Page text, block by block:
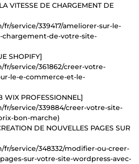
VITESSE DE CHARGEMENT DE
service/339417/ameliorer-sur-le-
chargement-de-votre-site-
SHOPIFY]
service/361862/creer-votre-
le-e-commerce-et-le-
WIX PROFESSIONNEL]
fr/service/339884/creer-votre-site-
bon-marche)
DE NOUVELLES PAGES SUR
fr/service/348332/modifier-ou-creer-
sur-votre-site-wordpress-avec-